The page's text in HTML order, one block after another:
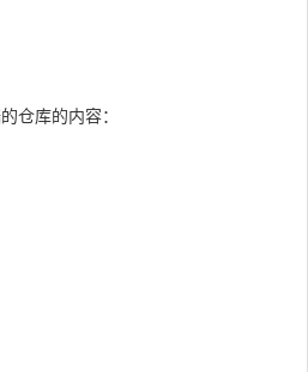
仓库的内容：